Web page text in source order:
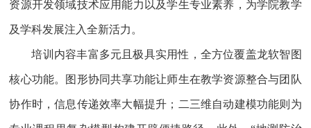
资源开发领域技术应用能力以及学生专业素养，为学院教学
及学科发展注入全新活力。​
培训内容丰富多元且极具实用性，全方位覆盖龙软智图
核心功能。图形协同共享功能让师生在教学资源整合与团队
协作时，信息传递效率大幅提升；二三维自动建模功能则为